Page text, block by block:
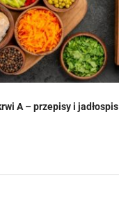
A – przepisy i jadłospis